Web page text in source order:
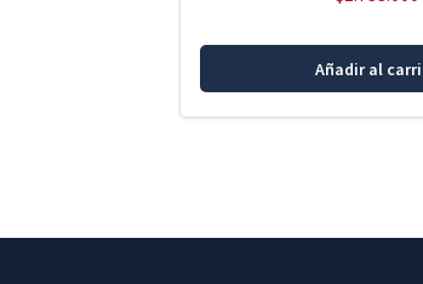
Añadir al